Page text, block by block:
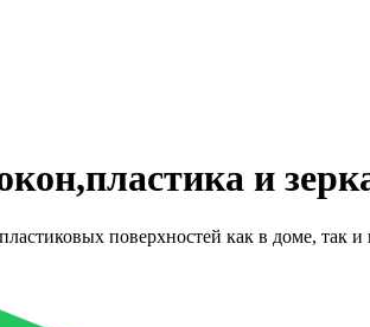
и
поверхностей как в доме, так и